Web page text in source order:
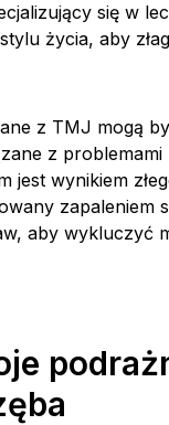
się w
życia, aby
z TMJ mogą
z problemami
jest wynikiem
zapaleniem
aby wykluczyć